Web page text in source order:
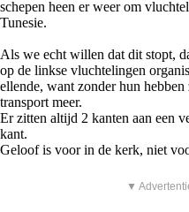
schepen heen er weer om
Tunesie.
Als we echt willen dat dit stopt,
op de linkse vluchtelingen
ellende, want zonder hun hebben
transport meer.
Er zitten altijd 2 kanten aan een
kant.
Geloof is voor in de kerk, niet
▼